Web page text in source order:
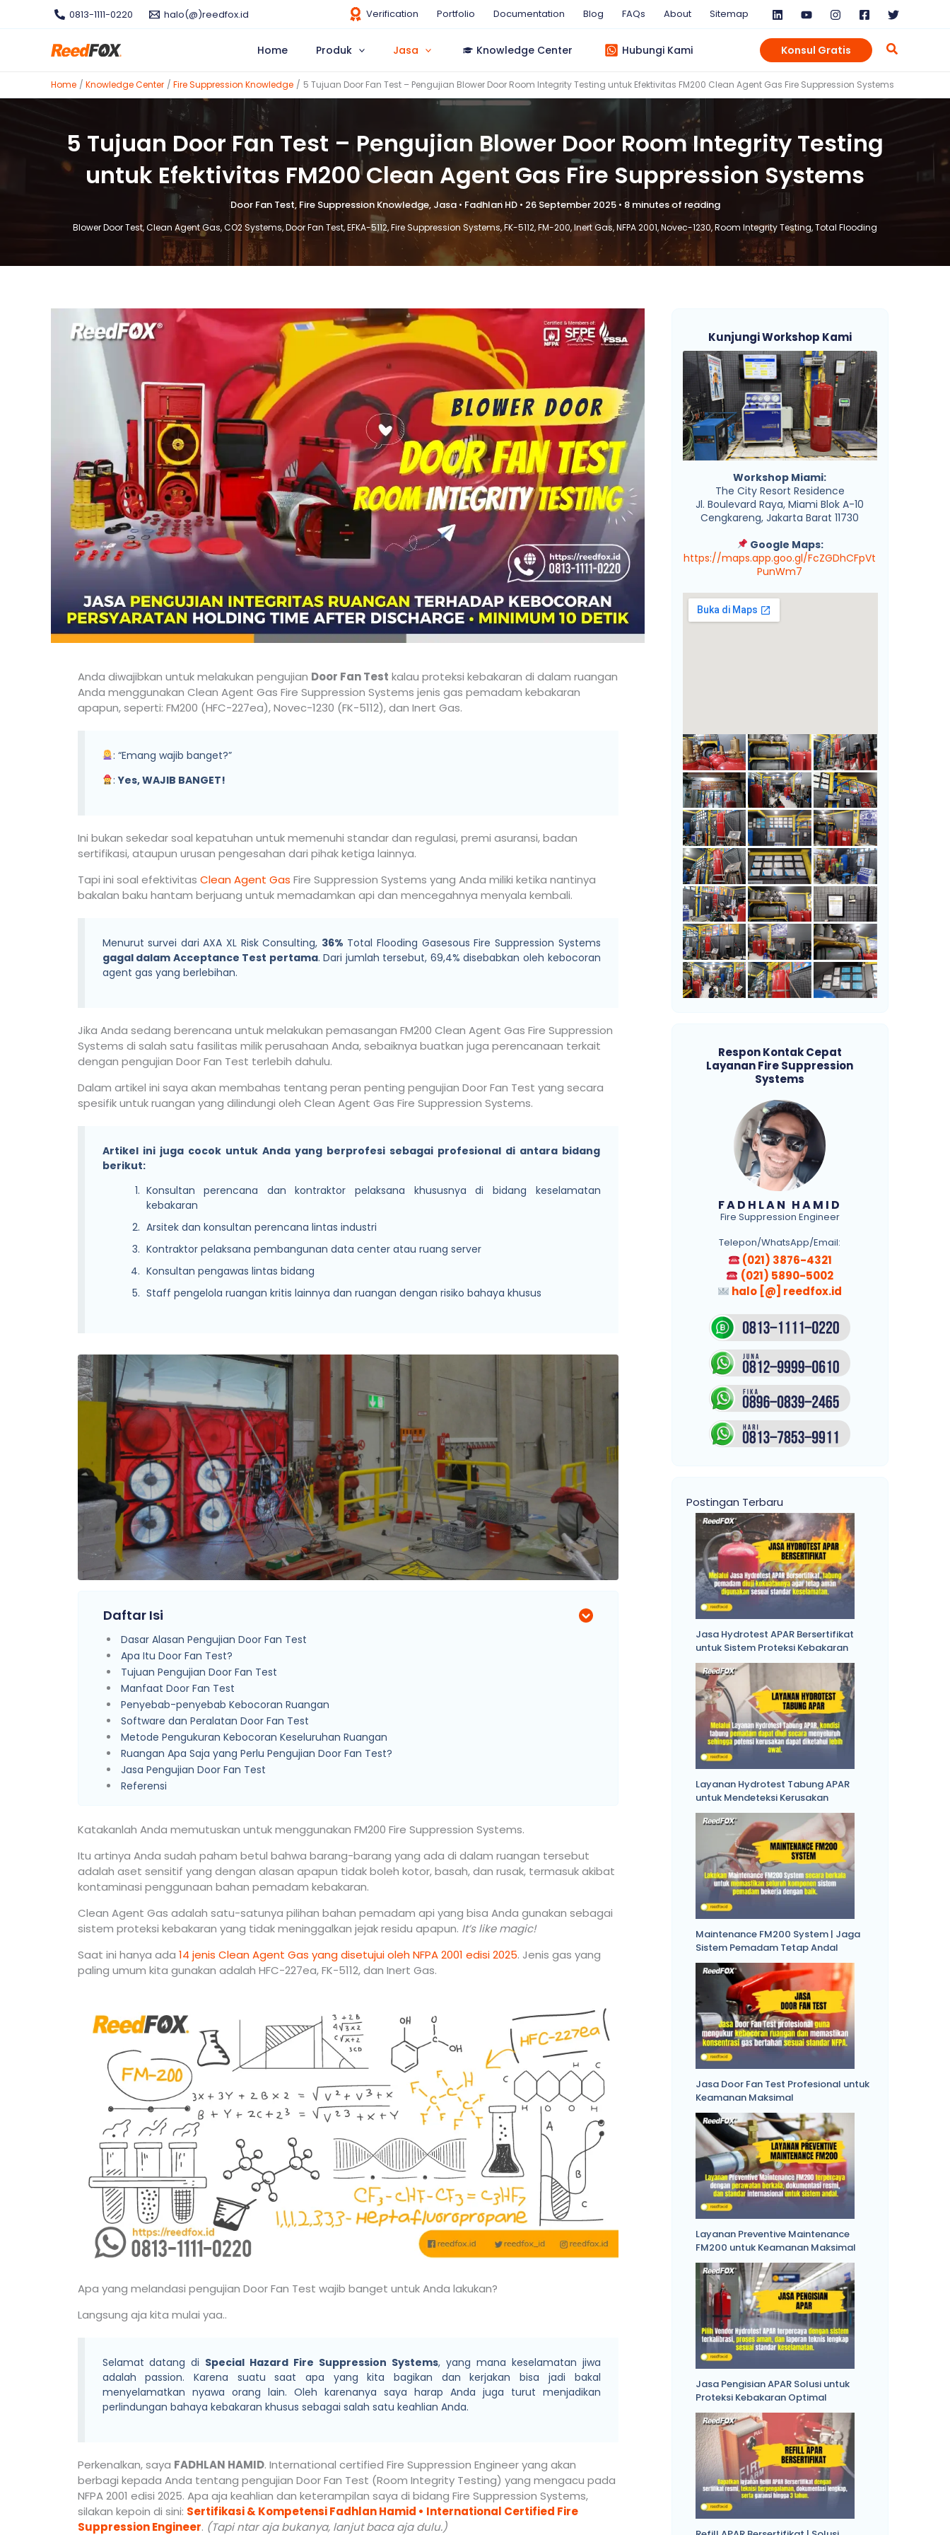
0813-1111-0220 halo(@)reedfox.id Verification Portfolio Documentation Blog FAQs About Sitemap
Home Produk Jasa Knowledge Center Hubungi Kami Konsul Gratis
Home Knowledge Center Fire Suppression Knowledge 5 Tujuan Door Fan Test – Pengujian Blower Door Room Integrity Testing untuk Efektivitas FM200 Clean Agent Gas Fire Suppression Systems
5 Tujuan Door Fan Test – Pengujian Blower Door Room Integrity Testing
untuk Efektivitas FM200 Clean Agent Gas Fire Suppression Systems
Door Fan Test, Fire Suppression Knowledge, Jasa• Fadhlan HD • 26 September 2025 • 8 minutes of reading
Blower Door Test,Clean Agent Gas,CO2 Systems,Door Fan Test,EFKA-5112,Fire Suppression Systems,FK-5112,FM-200,Inert Gas,NFPA 2001,Novec-1230,Room Integrity Testing,Total Flooding
Anda diwajibkan untuk melakukan pengujian Door Fan Test kalau proteksi kebakaran di dalam ruangan
Anda menggunakan Clean Agent Gas Fire Suppression Systems jenis gas pemadam kebakaran
apapun, seperti: FM200 (HFC-227ea), Novec-1230 (FK-5112), dan Inert Gas.
: “Emang wajib banget?”
:Yes, WAJIB BANGET!
Ini bukan sekedar soal kepatuhan untuk memenuhi standar dan regulasi, premi asuransi, badan
sertifikasi, ataupun urusan pengesahan dari pihak ketiga lainnya.
Tapi ini soal efektivitas Clean Agent Gas Fire Suppression Systems yang Anda miliki ketika nantinya
bakalan baku hantam berjuang untuk memadamkan api dan mencegahnya menyala kembali.
Menurut survei dari AXA XL Risk Consulting, 36% Total Flooding Gasesous Fire Suppression Systems
gagal dalam Acceptance Test pertama. Dari jumlah tersebut, 69,4% disebabkan oleh kebocoran
agent gas yang berlebihan.
Jika Anda sedang berencana untuk melakukan pemasangan FM200 Clean Agent Gas Fire Suppression
Systems di salah satu fasilitas milik perusahaan Anda, sebaiknya buatkan juga perencanaan terkait
dengan pengujian Door Fan Test terlebih dahulu.
Dalam artikel ini saya akan membahas tentang peran penting pengujian Door Fan Test yang secara
spesifik untuk ruangan yang dilindungi oleh Clean Agent Gas Fire Suppression Systems.
Artikel ini juga cocok untuk Anda yang berprofesi sebagai profesional di antara bidang
berikut:
Konsultan perencana dan kontraktor pelaksana khususnya di bidang keselamatan
kebakaran
Arsitek dan konsultan perencana lintas industri
Kontraktor pelaksana pembangunan data center atau ruang server
Konsultan pengawas lintas bidang
Staff pengelola ruangan kritis lainnya dan ruangan dengan risiko bahaya khusus
Daftar Isi
Dasar Alasan Pengujian Door Fan Test
Apa Itu Door Fan Test?
Tujuan Pengujian Door Fan Test
Manfaat Door Fan Test
Penyebab-penyebab Kebocoran Ruangan
Software dan Peralatan Door Fan Test
Metode Pengukuran Kebocoran Keseluruhan Ruangan
Ruangan Apa Saja yang Perlu Pengujian Door Fan Test?
Jasa Pengujian Door Fan Test
Referensi
Katakanlah Anda memutuskan untuk menggunakan FM200 Fire Suppression Systems.
Itu artinya Anda sudah paham betul bahwa barang-barang yang ada di dalam ruangan tersebut
adalah aset sensitif yang dengan alasan apapun tidak boleh kotor, basah, dan rusak, termasuk akibat
kontaminasi penggunaan bahan pemadam kebakaran.
Clean Agent Gas adalah satu-satunya pilihan bahan pemadam api yang bisa Anda gunakan sebagai
sistem proteksi kebakaran yang tidak meninggalkan jejak residu apapun. It’s like magic!
Saat ini hanya ada 14 jenis Clean Agent Gas yang disetujui oleh NFPA 2001 edisi 2025. Jenis gas yang
paling umum kita gunakan adalah HFC-227ea, FK-5112, dan Inert Gas.
Apa yang melandasi pengujian Door Fan Test wajib banget untuk Anda lakukan?
Langsung aja kita mulai yaa..
Selamat datang di Special Hazard Fire Suppression Systems, yang mana keselamatan jiwa
adalah passion. Karena suatu saat apa yang kita bagikan dan kerjakan bisa jadi bakal
menyelamatkan nyawa orang lain. Oleh karenanya saya harap Anda juga turut menjadikan
perlindungan bahaya kebakaran khusus sebagai salah satu keahlian Anda.
Perkenalkan, saya FADHLAN HAMID. International certified Fire Suppression Engineer yang akan
berbagi kepada Anda tentang pengujian Door Fan Test (Room Integrity Testing) yang mengacu pada
NFPA 2001 edisi 2025. Apa aja keahlian dan keterampilan saya di bidang Fire Suppression Systems,
silakan kepoin di sini: Sertifikasi & Kompetensi Fadhlan Hamid • International Certified Fire
Suppression Engineer. (Tapi ntar aja bukanya, lanjut baca aja dulu.)
Kunjungi Workshop Kami
Workshop Miami:
The City Resort Residence
Jl. Boulevard Raya, Miami Blok A-10
Cengkareng, Jakarta Barat 11730
Google Maps:
https://maps.app.goo.gl/FcZGDhCFpVt
PunWm7
Respon Kontak Cepat
Layanan Fire Suppression
Systems
FADHLAN HAMID
Fire Suppression Engineer
Telepon/WhatsApp/Email:
(021) 3876-4321
(021) 5890-5002
halo [@] reedfox.id
Postingan Terbaru
Jasa Hydrotest APAR Bersertifikat
untuk Sistem Proteksi Kebakaran
Layanan Hydrotest Tabung APAR
untuk Mendeteksi Kerusakan
Maintenance FM200 System | Jaga
Sistem Pemadam Tetap Andal
Jasa Door Fan Test Profesional untuk
Keamanan Maksimal
Layanan Preventive Maintenance
FM200 untuk Keamanan Maksimal
Jasa Pengisian APAR Solusi untuk
Proteksi Kebakaran Optimal